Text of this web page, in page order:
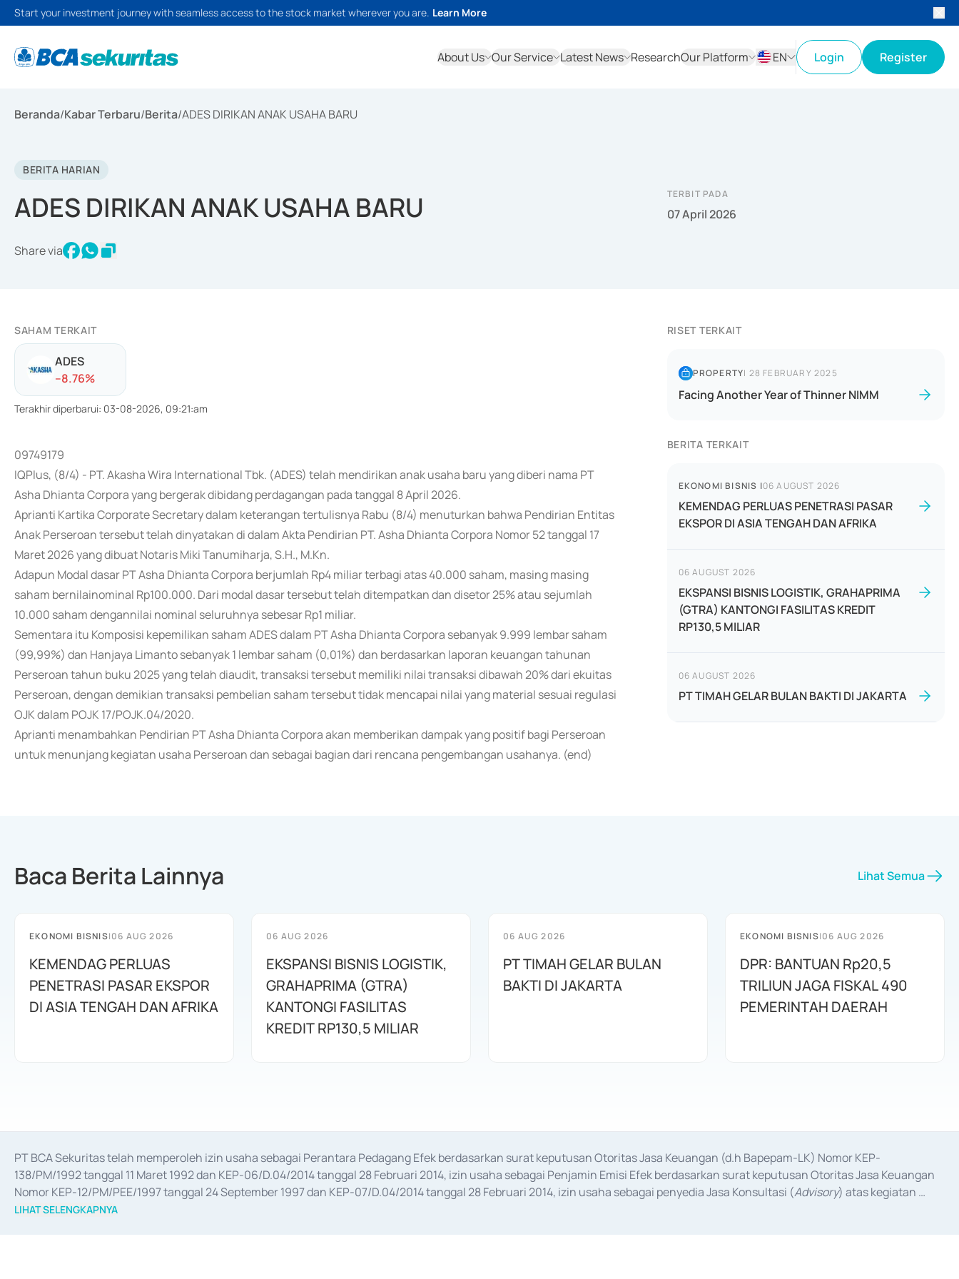
Start your investment journey with seamless access to the stock market wherever you are. Learn More
About Us Our Service Latest News ResearchOur Platform
EN
Login Register
Beranda/Kabar Terbaru/Berita/ADES DIRIKAN ANAK USAHA BARU
BERITA HARIAN
ADES DIRIKAN ANAK USAHA BARU
Share via
TERBIT PADA
07 April 2026
SAHAM TERKAIT
ADES
--8.76%
Terakhir diperbarui: 03-08-2026, 09:21:am
09749179
IQPlus, (8/4) - PT. Akasha Wira International Tbk. (ADES) telah mendirikan anak usaha baru yang diberi nama PT
Asha Dhianta Corpora yang bergerak dibidang perdagangan pada tanggal 8 April 2026.
Aprianti Kartika Corporate Secretary dalam keterangan tertulisnya Rabu (8/4) menuturkan bahwa Pendirian Entitas
Anak Perseroan tersebut telah dinyatakan di dalam Akta Pendirian PT. Asha Dhianta Corpora Nomor 52 tanggal 17
Maret 2026 yang dibuat Notaris Miki Tanumiharja, S.H., M.Kn.
Adapun Modal dasar PT Asha Dhianta Corpora berjumlah Rp4 miliar terbagi atas 40.000 saham, masing masing
saham bernilainominal Rp100.000. Dari modal dasar tersebut telah ditempatkan dan disetor 25% atau sejumlah
10.000 saham dengannilai nominal seluruhnya sebesar Rp1 miliar.
Sementara itu Komposisi kepemilikan saham ADES dalam PT Asha Dhianta Corpora sebanyak 9.999 lembar saham
(99,99%) dan Hanjaya Limanto sebanyak 1 lembar saham (0,01%) dan berdasarkan laporan keuangan tahunan
Perseroan tahun buku 2025 yang telah diaudit, transaksi tersebut memiliki nilai transaksi dibawah 20% dari ekuitas
Perseroan, dengan demikian transaksi pembelian saham tersebut tidak mencapai nilai yang material sesuai regulasi
OJK dalam POJK 17/POJK.04/2020.
Aprianti menambahkan Pendirian PT Asha Dhianta Corpora akan memberikan dampak yang positif bagi Perseroan
untuk menunjang kegiatan usaha Perseroan dan sebagai bagian dari rencana pengembangan usahanya. (end)
RISET TERKAIT
PROPERTY| 28 FEBRUARY 2025
Facing Another Year of Thinner NIMM
BERITA TERKAIT
EKONOMI BISNIS |06 AUGUST 2026
KEMENDAG PERLUAS PENETRASI PASAR
EKSPOR DI ASIA TENGAH DAN AFRIKA
06 AUGUST 2026
EKSPANSI BISNIS LOGISTIK, GRAHAPRIMA
(GTRA) KANTONGI FASILITAS KREDIT
RP130,5 MILIAR
06 AUGUST 2026
PT TIMAH GELAR BULAN BAKTI DI JAKARTA
Baca Berita Lainnya Lihat Semua
EKONOMI BISNIS|06 AUG 2026
KEMENDAG PERLUAS
PENETRASI PASAR EKSPOR
DI ASIA TENGAH DAN AFRIKA
06 AUG 2026
EKSPANSI BISNIS LOGISTIK,
GRAHAPRIMA (GTRA)
KANTONGI FASILITAS
KREDIT RP130,5 MILIAR
06 AUG 2026
PT TIMAH GELAR BULAN
BAKTI DI JAKARTA
EKONOMI BISNIS|06 AUG 2026
DPR: BANTUAN Rp20,5
TRILIUN JAGA FISKAL 490
PEMERINTAH DAERAH
PT BCA Sekuritas telah memperoleh izin usaha sebagai Perantara Pedagang Efek berdasarkan surat keputusan Otoritas Jasa Keuangan (d.h Bapepam-LK) Nomor KEP-
138/PM/1992 tanggal 11 Maret 1992 dan KEP-06/D.04/2014 tanggal 28 Februari 2014, izin usaha sebagai Penjamin Emisi Efek berdasarkan surat keputusan Otoritas Jasa Keuangan
Nomor KEP-12/PM/PEE/1997 tanggal 24 September 1997 dan KEP-07/D.04/2014 tanggal 28 Februari 2014, izin usaha sebagai penyedia Jasa Konsultasi (Advisory) atas kegiatan
merger, akuisisi, divestasi, dan
LIHAT SELENGKAPNYA